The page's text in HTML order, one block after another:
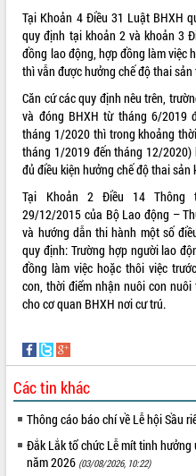
Tại Khoản 4 Điều 31 Luật BHXH
quy định tại khoản 2 và khoản 3
đồng lao động, hợp đồng làm việc
thì vẫn được hưởng chế độ thai
Căn cứ các quy định nêu trên,
và đóng BHXH từ tháng 6/2019
tháng 1/2020 thì trong khoảng
tháng 1/2019 đến tháng 12/2020)
đủ điều kiện hưởng chế độ thai sản
Tại Khoản 2 Điều 14 Thông
29/12/2015 của Bộ Lao động –
và hướng dẫn thi hành một số
quy định: Trường hợp người lao
đồng làm việc hoặc thôi việc
con, thời điểm nhận nuôi con
cho cơ quan BHXH nơi cư trú.
Các tin khác
Thông cáo báo chí về Lễ hội Sầu
Đắk Lắk tổ chức Lễ mít tinh
năm 2026 (03/08/2026, 10:22)